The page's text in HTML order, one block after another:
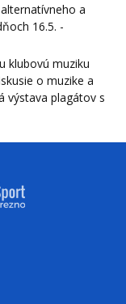
a
16.5. -
klubovú muziku
o muzike a
výstava plagátov s